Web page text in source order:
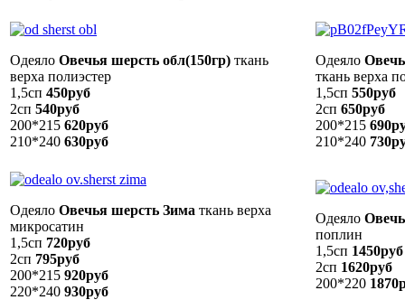
Одеяло Овечья шерсть обл(150гр) ткань
верха полиэстер
1,5сп 450руб
2сп 540руб
200*215 620руб
210*240 630руб
Одеяло
ткань верха
1,5сп 550руб
2сп 650руб
200*215
210*240 730
Одеяло Овечья шерсть Зима ткань верха
микросатин
1,5сп 720руб
2сп 795руб
200*215 920руб
220*240 930руб
Одеяло
поплин
1,5сп 1450руб
2сп 1620руб
200*220